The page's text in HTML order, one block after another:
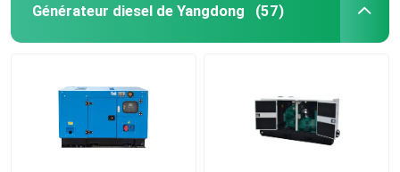
Générateur diesel de Yangdong (57)